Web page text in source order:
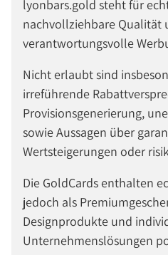
lyonbars.gold steht für
nachvollziehbare Qualität
verantwortungsvolle
Nicht erlaubt sind
irreführende
Provisionsgenerierung,
sowie Aussagen über
Wertsteigerungen oder
Die GoldCards enthalten
jedoch als
Designprodukte und
Unternehmenslösungen